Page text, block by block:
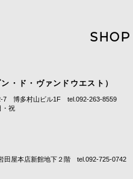
SHOP
ン・ド・ヴァンドウエスト）
7 博多村山ビル1F tel.092-263-8559
祝
屋本店新館地下２階 tel.092-725-0742